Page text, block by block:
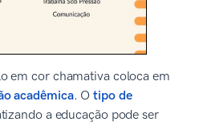
em cor chamativa coloca em
acadêmica. Otipo de
a educação pode ser